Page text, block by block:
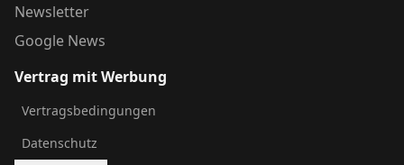
Newsletter
Google News
Vertrag mit Werbung
Vertragsbedingungen
Datenschutz